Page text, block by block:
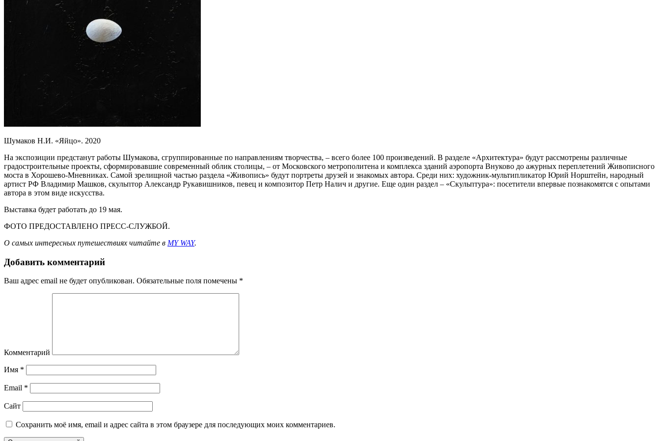
Шумаков Н.И. «Яйцо». 2020
На экспозиции предстанут работы Шумакова, сгруппированные по направлениям творчества, – всего более 100 произведений. В разделе «Архитектура» будут рассмотрены различные
градостроительные проекты, сформировавшие современный облик столицы, – от Московского метрополитена и комплекса зданий аэропорта Внуково до ажурных переплетений Живописного
моста в Хорошево-Мневниках. Самой зрелищной частью раздела «Живопись» будут портреты друзей и знакомых автора. Среди них: художник-мультипликатор Юрий Норштейн, народный
артист РФ Владимир Машков, скульптор Александр Рукавишников, певец и композитор Петр Налич и другие. Еще один раздел – «Скульптура»: посетители впервые познакомятся с опытами
автора в этом виде искусства.
Выставка будет работать до 19 мая.
ФОТО ПРЕДОСТАВЛЕНО ПРЕСС-СЛУЖБОЙ.
О самых интересных путешествиях читайте в MY WAY.
Добавить комментарий
Ваш адрес email не будет опубликован. Обязательные поля помечены *
Комментарий
Имя *
Email *
Сайт
Сохранить моё имя, email и адрес сайта в этом браузере для последующих моих комментариев.